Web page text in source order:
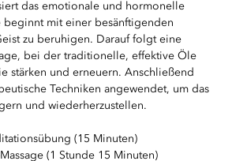
das emotionale und hormonelle
beginnt mit einer besänftigenden
zu beruhigen. Darauf folgt eine
bei der traditionelle, effektive Öle
stärken und erneuern. Anschließend
Techniken angewendet, um das
und wiederherzustellen.
(15 Minuten)
Massage (1 Stunde 15 Minuten)